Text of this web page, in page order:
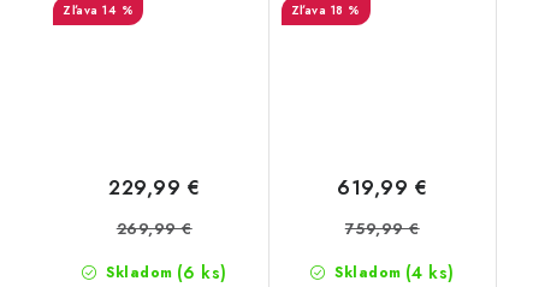
14 %
Skladom (6 ks)
229,99 €
269,99 €
18 %
Skladom (4 ks)
619,99 €
759,99 €